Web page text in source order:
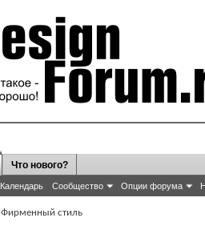
Календарь Сообщество Опции форума
Что нового?
Фирменный стиль